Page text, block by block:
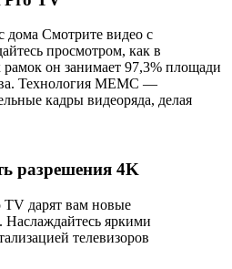
дома Смотрите видео с
просмотром, как в
рамок он занимает 97,3% площади
Технология MEMC —
кадры видеоряда, делая
разрешения 4K
дарят вам новые
Наслаждайтесь яркими
телевизоров